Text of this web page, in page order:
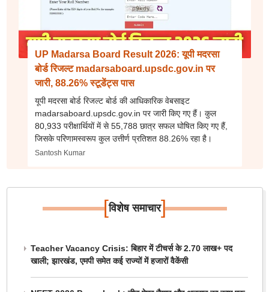
UP Madarsa Board Result 2026: यूपी मदरसा
बोर्ड रिजल्ट madarsaboard.upsdc.gov.in पर
जारी, 88.26% स्टूडेंट्स पास
यूपी मदरसा बोर्ड रिजल्ट बोर्ड की आधिकारिक वेबसाइट
madarsaboard.upsdc.gov.in पर जारी किए गए हैं। कुल
80,933 परीक्षार्थियों में से 55,788 छात्र सफल घोषित किए गए हैं,
जिसके परिणामस्वरूप कुल उत्तीर्ण प्रतिशत 88.26% रहा है।
Santosh Kumar
[विशेष समाचार]
Teacher Vacancy Crisis: बिहार में टीचर्स के 2.70 लाख+ पद
खाली; झारखंड, एमपी समेत कई राज्यों में हजारों वैकेंसी